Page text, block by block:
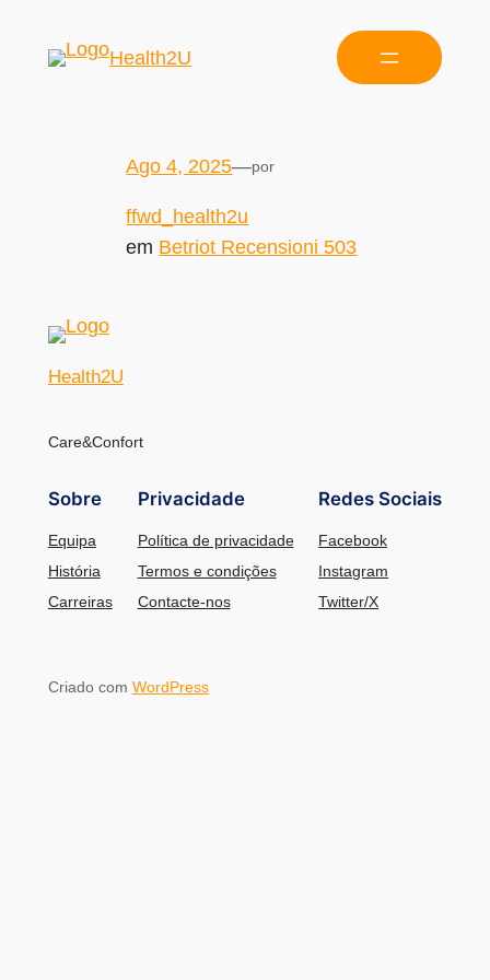
Health2U
Ago 4, 2025—por
ffwd_health2u
em Betriot Recensioni 503
Health2U
Care&Confort
Sobre
Equipa
História
Carreiras
Privacidade
Política de privacidade
Termos e condições
Contacte-nos
Redes Sociais
Facebook
Instagram
Twitter/X
Criado com WordPress